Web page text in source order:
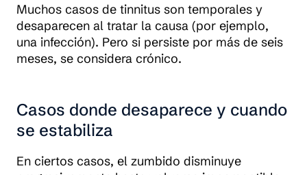
Muchos casos de tinnitus son temporales y
desaparecen al tratar la causa (por ejemplo,
una infección). Pero si persiste por más de seis
meses, se considera crónico.
Casos donde desaparece y cuando
se estabiliza
En ciertos casos, el zumbido disminuye